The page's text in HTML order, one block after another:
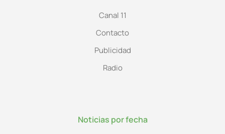
Canal 11
Contacto
Publicidad
Radio
Noticias por fecha